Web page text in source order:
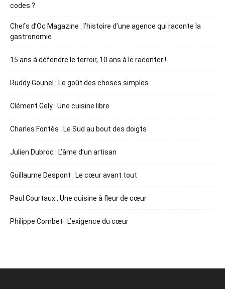
codes ?
Chefs d’Oc Magazine : l’histoire d’une agence qui raconte la
gastronomie
15 ans à défendre le terroir, 10 ans à le raconter !
Ruddy Gounel : Le goût des choses simples
Clément Gely : Une cuisine libre
Charles Fontès : Le Sud au bout des doigts
Julien Dubroc : L’âme d’un artisan
Guillaume Despont : Le cœur avant tout
Paul Courtaux : Une cuisine à fleur de cœur
Philippe Combet : L’exigence du cœur